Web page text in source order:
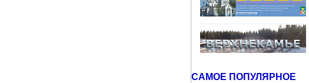
САМОЕ ПОПУЛЯРНОЕ